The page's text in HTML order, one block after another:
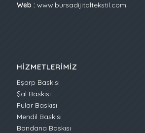
Web : www.bursadijitaltekstil.com
HIZMETLERIMIZ
Eşarp Baskısı
Şal Baskısı
Fular Baskısı
Mendil Baskısı
Bandana Baskısı